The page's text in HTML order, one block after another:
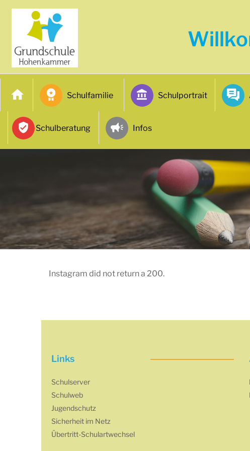
Schulfamilie Schulportrait
Schulberatung Infos
Instagram did not return a 200.
Links
Schulserver
Schulweb
Jugendschutz
Sicherheit im Netz
Übertritt-Schulartwechsel